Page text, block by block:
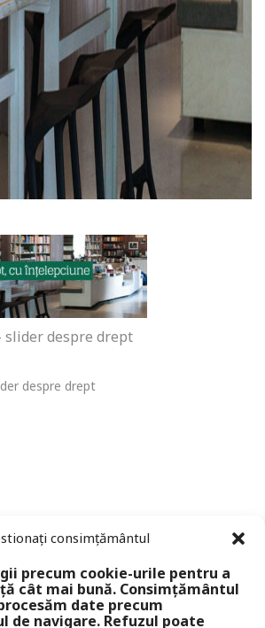
consimțământul
precum cookie-urile pentru a
cât mai bună. Consimțământul
date precum
de navigare. Refuzul poate
slider despre drept
despre drept